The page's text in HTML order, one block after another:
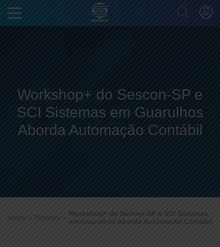
Workshop+ do Sescon-SP e
SCI Sistemas em Guarulhos
Aborda Automação Contábil
Home Notícias
Workshop+ do Sescon-SP e SCI Sistemas
em Guarulhos Aborda Automação Contábil